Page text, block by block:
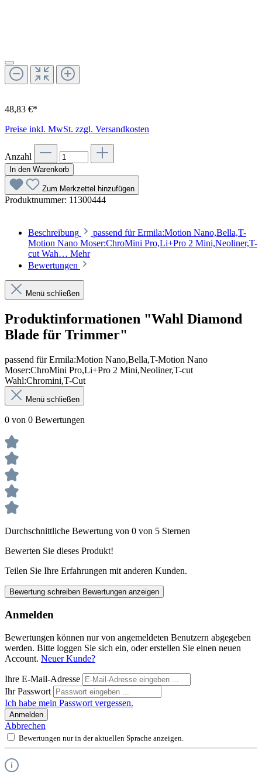
48,83 €*
Preise inkl. MwSt. zzgl. Versandkosten
Anzahl
In den Warenkorb
Zum Merkzettel hinzufügen
Produktnummer: 11300444
Beschreibung
passend für Ermila:Motion Nano,Bella,T-
Motion Nano Moser:ChroMini Pro,Li+Pro 2 Mini,Neoliner,T-
cut Wah… Mehr
Bewertungen
Menü schließen
Produktinformationen "Wahl Diamond
Blade für Trimmer"
passend für Ermila:Motion Nano,Bella,T-Motion Nano
Moser:ChroMini Pro,Li+Pro 2 Mini,Neoliner,T-cut
Wahl:Chromini,T-Cut
Menü schließen
0 von 0 Bewertungen
Durchschnittliche Bewertung von 0 von 5 Sternen
Bewerten Sie dieses Produkt!
Teilen Sie Ihre Erfahrungen mit anderen Kunden.
Bewertung schreiben Bewertungen anzeigen
Anmelden
Bewertungen können nur von angemeldeten Benutzern abgegeben
werden. Bitte loggen Sie sich ein, oder erstellen Sie einen neuen
Account. Neuer Kunde?
Ihre E-Mail-Adresse
Ihr Passwort
Ich habe mein Passwort vergessen.
Anmelden
Abbrechen
Bewertungen nur in der aktuellen Sprache anzeigen.